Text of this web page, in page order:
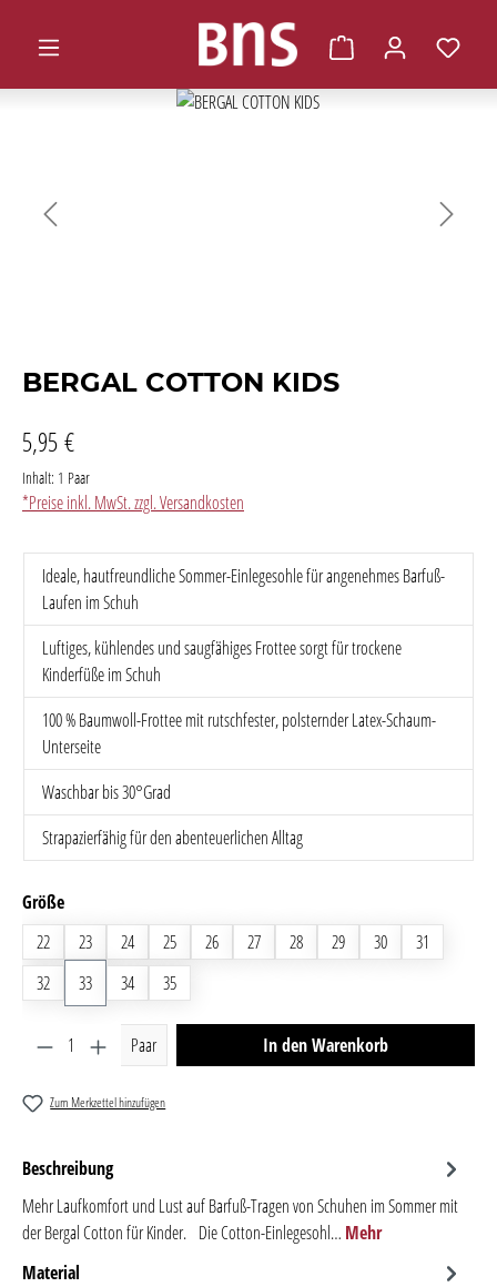
Warenkorb enthält
BERGAL COTTON KIDS
5,95 €
Inhalt: 1 Paar
*Preise inkl. MwSt. zzgl. Versandkosten
Ideale, hautfreundliche Sommer-Einlegesohle für angenehmes Barfuß-
Laufen im Schuh
Luftiges, kühlendes und saugfähiges Frottee sorgt für trockene
Kinderfüße im Schuh
100 % Baumwoll-Frottee mit rutschfester, polsternder Latex-Schaum-
Unterseite
Waschbar bis 30°Grad
Strapazierfähig für den abenteuerlichen Alltag
Größeauswählen
22
23 24 25 26 27 28 29 30
31
32
33 34 35
Produkt Anzahl: Gib den gewünschten Wert ein oder
Paar In den Warenkorb
Zum Merkzettel hinzufügen
Beschreibung
Mehr Laufkomfort und Lust auf Barfuß-Tragen von Schuhen im Sommer mit
der Bergal Cotton für Kinder. Die Cotton-Einlegesohl… Mehr
Material